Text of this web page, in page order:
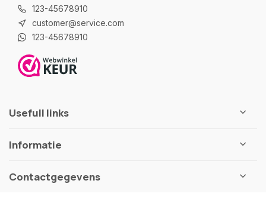
123-45678910
customer@service.com
123-45678910
Usefull links
Informatie
Contactgegevens